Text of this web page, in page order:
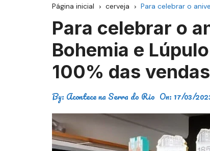
Página inicial cerveja Para celebrar o
Para celebrar o
Bohemia e
100% das
By: Acontece na Serra do Rio On: 17/03/